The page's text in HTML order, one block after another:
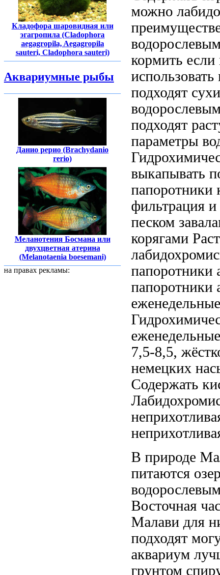
Кладофора шаровидная или
эгагропила (Cladophora
aegagropila, Aegagropila
sauteri, Cladophora sauteri)
Аквариумные рыбы
Данио рерио (Brachydanio
rerio)
Меланотения Босмана или
двухцветная атерина
(Melanotaenia boesemani)
на правах рекламы:
можно
кормить
подходят
подходят
параметры
выкапывать
папоротники
фильтрация и
песком
корягами
папоротники
папоротники
еженедельные
7,5-8,5,
немецких
Содержать
В природе
питаются
Восточная
Малави для
подходят
аквариум
грунтом